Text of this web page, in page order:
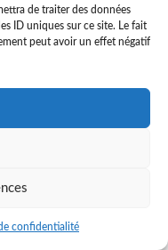
de traiter des données
ID uniques sur ce site. Le fait
peut avoir un effet négatif
confidentialité